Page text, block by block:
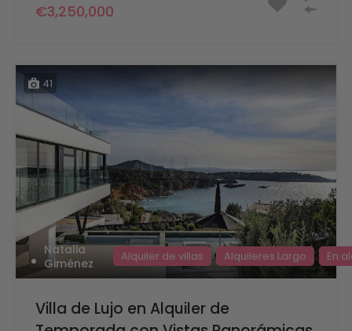
€3,250,000
41
Natalia
Giménez
Alquiler de villas Alquileres Largo En
Villa de Lujo en Alquiler de